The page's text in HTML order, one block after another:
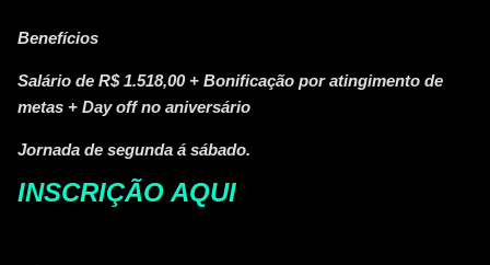
Benefícios
Salário de R$ 1.518,00 + Bonificação por atingimento de
metas + Day off no aniversário
Jornada de segunda á sábado.
INSCRIÇÃO AQUI